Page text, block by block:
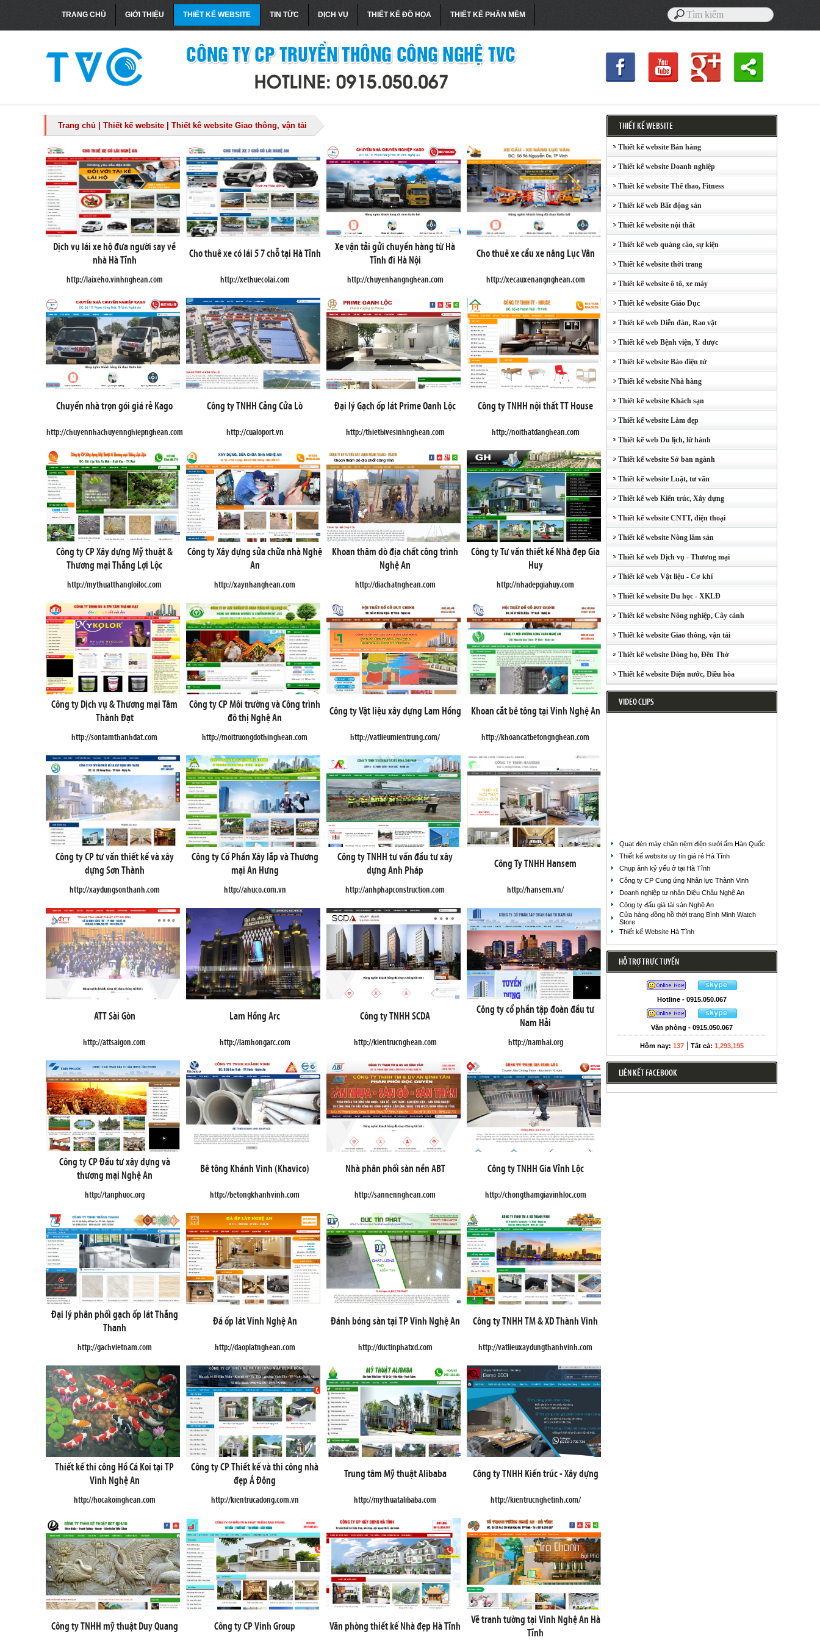
TRANG CHỦ GIỚI THIỆU THIẾT KẾ WEBSITE TIN TỨC DỊCH VỤ THIẾT KẾ ĐỒ HỌA THIẾT KẾ PHẦN MỀM
Trang chủ Thiết kế website Thiết kê website Giao thông, vận tải
Dịch vụ lái xe hộ đưa người say về
nhà Hà Tĩnh
http://laixeho.vinhnghean.com
Cho thuê xe có lái 5 7 chỗ tại Hà Tĩnh
http://xethuecolai.com
Xe vận tải gửi chuyển hàng từ Hà
Tĩnh đi Hà Nội
http://chuyenhangnghean.com
Cho thuê xe cẩu xe nâng Lục Vân
http://xecauxenangnghean.com
Chuyển nhà trọn gói giá rẻ Kago
http://chuyennhachuyennghiepnghean.com
Công ty TNHH Cảng Cửa Lò
http://cualoport.vn
Đại lý Gạch ốp lát Prime Oanh Lộc
http://thietbivesinhnghean.com
Công ty TNHH nội thất TT House
http://noithatdanghean.com
Công ty CP Xây dựng Mỹ thuật &
Thương mại Thắng Lợi Lộc
http://mythuatthangloiloc.com
Công ty Xây dựng sửa chữa nhà Nghệ
An
http://xaynhanghean.com
Khoan thăm dò địa chất công trình
Nghệ An
http://diachatnghean.com
Công ty Tư vấn thiết kế Nhà đẹp Gia
Huy
http://nhadepgiahuy.com
Công ty Dịch vụ & Thương mại Tâm
Thành Đạt
http://sontamthanhdat.com
Công ty CP Môi trường và Công trình
đô thị Nghệ An
http://moitruongdothinghean.com
Công ty Vật liệu xây dựng Lam Hồng
http://vatlieumientrung.com/
Khoan cắt bê tông tại Vinh Nghệ An
http://khoancatbetongnghean.com
Công ty CP tư vấn thiết kế và xây
dựng Sơn Thành
http://xaydungsonthanh.com
Công ty Cổ Phần Xây lắp và Thương
mại An Hưng
http://ahuco.com.vn
Công ty TNHH tư vấn đầu tư xây
dựng Anh Pháp
http://anhphapconstruction.com
Công Ty TNHH Hansem
http://hansem.vn/
ATT Sài Gòn
http://attsaigon.com
Lam Hồng Arc
http://lamhongarc.com
Công ty TNHH SCDA
http://kientrucnghean.com
Công ty cổ phần tập đoàn đầu tư
Nam Hải
http://namhai.org
Công ty CP Đầu tư xây dựng và
thương mại Nghệ An
http://tanphuoc.org
Bê tông Khánh Vinh (Khavico)
http://betongkhanhvinh.com
Nhà phân phối sàn nền ABT
http://sannennghean.com
Công ty TNHH Gia Vĩnh Lộc
http://chongthamgiavinhloc.com
Đại lý phân phối gạch ốp lát Thắng
Thanh
http://gachvietnam.com
Đá ốp lát Vinh Nghệ An
http://daoplatnghean.com
Đánh bóng sàn tại TP Vinh Nghệ An
http://ductinphatxd.com
Công ty TNHH TM & XD Thành Vinh
http://vatlieuxaydungthanhvinh.com
Thiết kế thi công Hồ Cá Koi tại TP
Vinh Nghệ An
http://hocakoinghean.com
Công ty CP Thiết kế và thi công nhà
đẹp Á Đông
http://kientrucadong.com.vn
Trung tâm Mỹ thuật Alibaba
http://mythuatalibaba.com
Công ty TNHH Kiến trúc - Xây dựng
http://kientrucnghetinh.com/
Công ty TNHH mỹ thuật Duy Quang Công ty CP Vinh Group Văn phòng thiết kế Nhà đẹp Hà Tĩnh
Vẽ tranh tường tại Vinh Nghệ An Hà
Tĩnh
THIẾT KẾ WEBSITE
Thiết kế website Bán hàng
Thiết kế website Doanh nghiệp
Thiết kế website Thể thao, Fitness
Thiết kế web Bất động sản
Thiết kế website nội thất
Thiết kế web quảng cáo, sự kiện
Thiết kế website thời trang
Thiết kế website ô tô, xe máy
Thiết kế website Giáo Dục
Thiết kế web Diễn đàn, Rao vặt
Thiết kế web Bệnh viện, Y dược
Thiết kế website Báo điện tử
Thiết kế website Nhà hàng
Thiết kế website Khách sạn
Thiết kế website Làm đẹp
Thiết kế web Du lịch, lữ hành
Thiết kế website Sở ban ngành
Thiết kế website Luật, tư vấn
Thiết kế web Kiến trúc, Xây dựng
Thiết kế website CNTT, điện thoại
Thiết kế website Nông lâm sản
Thiết kế web Dịch vụ - Thương mại
Thiết kế web Vật liệu - Cơ khí
Thiết kế website Du học - XKLĐ
Thiết kế website Nông nghiệp, Cây cảnh
Thiết kê website Giao thông, vận tải
Thiết kế website Dòng họ, Đền Thờ
Thiết kế website Điện nước, Điều hòa
VIDEO CLIPS
Quạt đèn máy chăn nệm điện sưởi ấm Hàn Quốc
Thiết kế website uy tín giá rẻ Hà Tĩnh
Chụp ảnh kỷ yếu ở tại Hà Tĩnh
Công ty CP Cung ứng Nhân lực Thành Vinh
Doanh nghiệp tư nhân Diệu Châu Nghệ An
Công ty đấu giá tài sản Nghệ An
Cửa hàng đồng hồ thời trang Bình Minh Watch
Store
Thiết kế Website Hà Tĩnh
HỖ TRỢ TRỰC TUYẾN
Hotline - 0915.050.067
Văn phòng - 0915.050.067
Hôm nay: 137 | Tất cả: 1,293,195
LIÊN KẾT FACEBOOK